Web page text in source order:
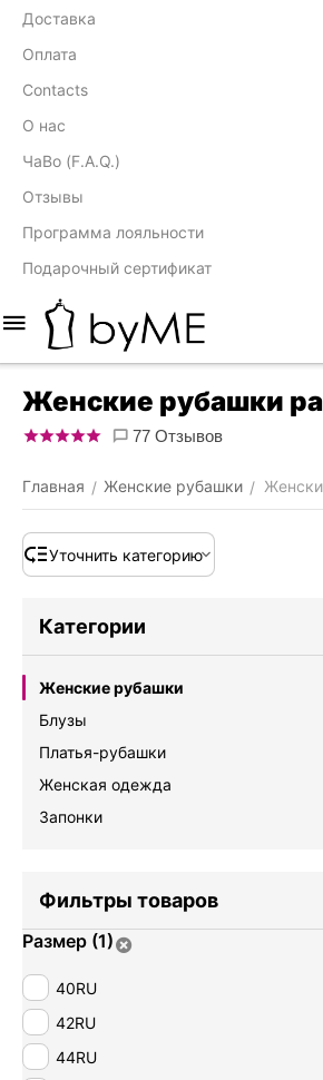
Доставка
Оплата
Contacts
О нас
ЧаВо (F.A.Q.)
Отзывы
Программа лояльности
Подарочный сертификат
Женские рубашки
77 Отзывов
Главная / Женские рубашки /
Уточнить категорию
Категории
Женские рубашки
Блузы
Платья-рубашки
Женская одежда
Запонки
Фильтры товаров
Размер (1)
40RU
42RU
44RU